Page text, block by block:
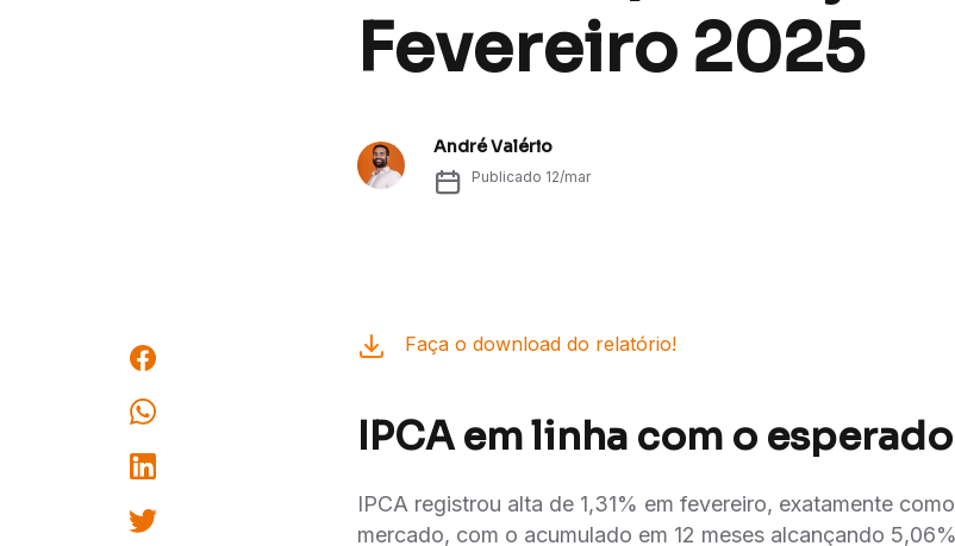
Fevereiro 2025
André Valério
Publicado 12/mar
Faça o download do relatório!
IPCA em linha com o esperado
IPCA registrou alta de 1,31% em fevereiro, exatamente
mercado, com o acumulado em 12 meses alcançando